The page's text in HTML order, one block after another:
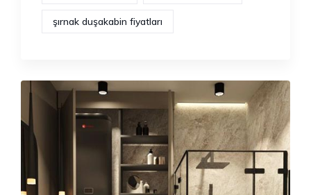
şırnak duşakabin fiyatları